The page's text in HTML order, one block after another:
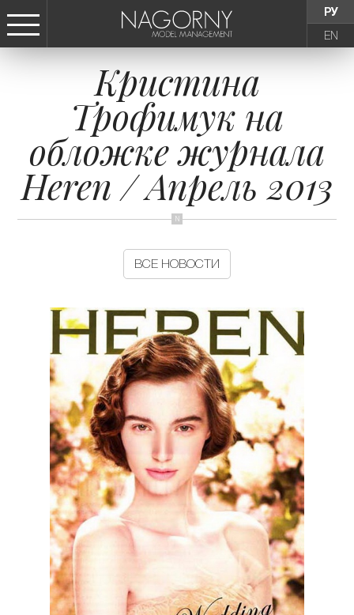
РУ
EN
СТАТЬ МОДЕЛЬЮ
ДЕВУШКИ
ТИНЕЙДЖЕРЫ
ДЕТИ
АГЕНТСТВО
НОВОСТИ
КОНТАКТЫ
Кристина
Трофимук на
обложке журнала
Heren / Апрель 2013
ВСЕ НОВОСТИ